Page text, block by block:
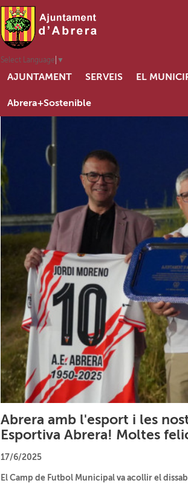
Select Language ▼
AJUNTAMENT SERVEIS EL
Abrera+Sostenible
Abrera amb l'esport i les
Esportiva Abrera! Moltes
17/6/2025
El Camp de Futbol Municipal va acollir el